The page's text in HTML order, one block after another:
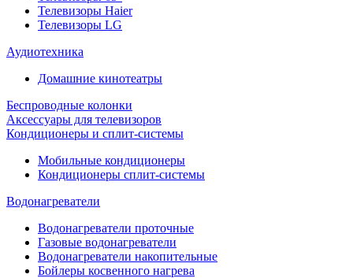
Телевизоры Haier
Телевизоры LG
Аудиотехника
Домашние кинотеатры
Беспроводные колонки
Аксессуары для телевизоров
Кондиционеры и сплит-системы
Мобильные кондиционеры
Кондиционеры сплит-системы
Водонагреватели
Водонагреватели проточные
Газовые водонагреватели
Водонагреватели накопительные
Бойлеры косвенного нагрева